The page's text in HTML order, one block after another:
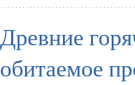
Древние
обитаемое